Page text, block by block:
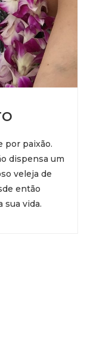
por paixão.
dispensa um
veleja de
então
vida.